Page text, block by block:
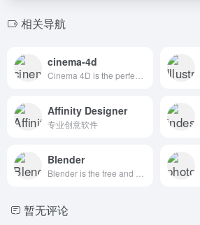
相关导航
cinema-4d
Affinity Designer
专业创意软件
Blender
暂无评论